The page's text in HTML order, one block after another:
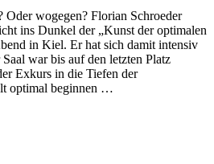
Oder wogegen? Florian Schroeder
ins Dunkel der „Kunst der optimalen
in Kiel. Er hat sich damit intensiv
war bis auf den letzten Platz
Exkurs in die Tiefen der
optimal beginnen …